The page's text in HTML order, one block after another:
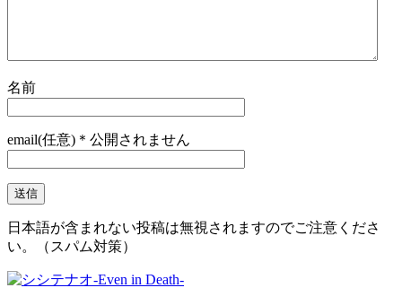
名前
email(任意)＊公開されません
日本語が含まれない投稿は無視されますのでご注意くださ
い。（スパム対策）